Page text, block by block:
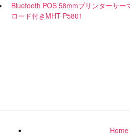
Bluetooth POS 58mmプリンターサー
ロード付きMHT-P5801
Home